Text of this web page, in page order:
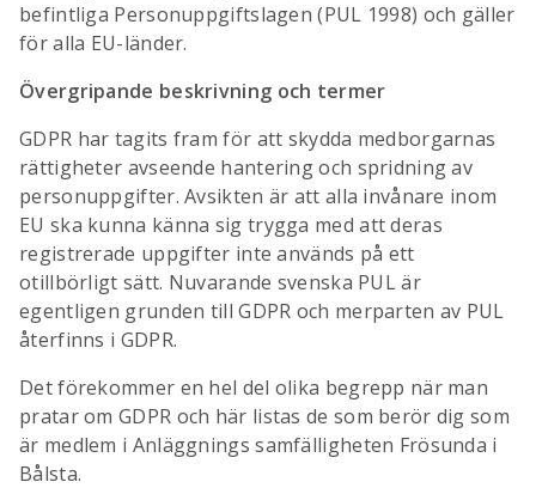
befintliga Personuppgiftslagen (PUL 1998) och gäller
för alla EU-länder.
Övergripande beskrivning och termer
GDPR har tagits fram för att skydda medborgarnas
rättigheter avseende hantering och spridning av
personuppgifter. Avsikten är att alla invånare inom
EU ska kunna känna sig trygga med att deras
registrerade uppgifter inte används på ett
otillbörligt sätt. Nuvarande svenska PUL är
egentligen grunden till GDPR och merparten av PUL
återfinns i GDPR.
Det förekommer en hel del olika begrepp när man
pratar om GDPR och här listas de som berör dig som
är medlem i Anläggnings samfälligheten Frösunda i
Bålsta.